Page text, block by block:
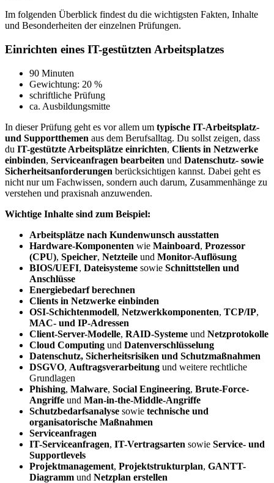
Im folgenden Überblick findest du die wichtigsten Fakten, Inhalte
und Besonderheiten der einzelnen Prüfungen.
Einrichten eines IT-gestützten Arbeitsplatzes
90 Minuten
Gewichtung: 20 %
schriftliche Prüfung
ca. Ausbildungsmitte
In dieser Prüfung geht es vor allem um typische IT-Arbeitsplatz-
und Supportthemen aus dem Berufsalltag. Du sollst zeigen, dass
du IT-gestützte Arbeitsplätze einrichten, Clients in Netzwerke
einbinden, Serviceanfragen bearbeiten und Datenschutz- sowie
Sicherheitsanforderungen berücksichtigen kannst. Dabei geht es
nicht nur um Fachwissen, sondern auch darum, Zusammenhänge zu
verstehen und praxisnah anzuwenden.
Wichtige Inhalte sind zum Beispiel:
Arbeitsplätze nach Kundenwunsch ausstatten
Hardware-Komponenten wie Mainboard, Prozessor
(CPU), Speicher, Netzteile und Monitor-Auflösung
BIOS/UEFI, Dateisysteme sowie Schnittstellen und
Anschlüsse
Energiebedarf berechnen
Clients in Netzwerke einbinden
OSI-Schichtenmodell, Netzwerkkomponenten, TCP/IP,
MAC- und IP-Adressen
Client-Server-Modelle, RAID-Systeme und Netzprotokolle
Cloud Computing und Datenverschlüsselung
Datenschutz, Sicherheitsrisiken und Schutzmaßnahmen
DSGVO, Auftragsverarbeitung und weitere rechtliche
Grundlagen
Phishing, Malware, Social Engineering, Brute-Force-
Angriffe und Man-in-the-Middle-Angriffe
Schutzbedarfsanalyse sowie technische und
organisatorische Maßnahmen
Serviceanfragen
IT-Serviceanfragen, IT-Vertragsarten sowie Service- und
Supportlevels
Projektmanagement, Projektstrukturplan, GANTT-
Diagramm und Netzplan erstellen